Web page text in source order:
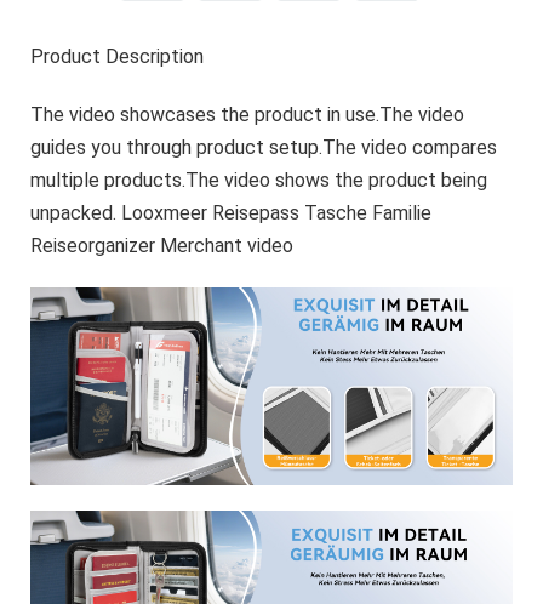
Product Description
The video showcases the product in use.The video
guides you through product setup.The video compares
multiple products.The video shows the product being
unpacked. Looxmeer Reisepass Tasche Familie
Reiseorganizer Merchant video